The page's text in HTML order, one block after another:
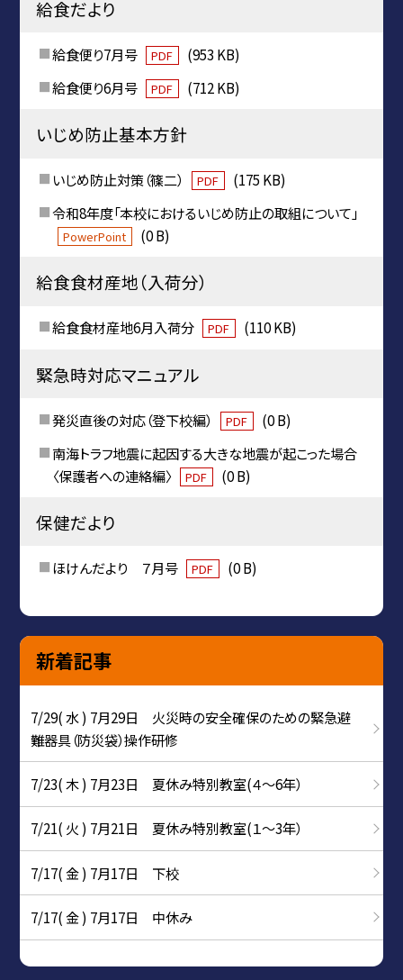
給食だより
給食便り7月号 PDF
(953 KB)
給食便り6月号
PDF (712 KB)
いじめ防止基本方針
いじめ防止対策（篠二） PDF
(175 KB)
令和8年度「本校におけるいじめ防止の取組について」
PowerPoint (0 B)
給食食材産地（入荷分）
給食食材産地6月入荷分 PDF (110 KB)
緊急時対応マニュアル
発災直後の対応（登下校編） PDF
(0 B)
南海トラフ地震に起因する大きな地震が起こった場合
〈保護者への連絡編〉
PDF (0 B)
保健だより
ほけんだより ７月号 PDF (0 B)
新着記事
7/29( 水 ) 7月29日 火災時の安全確保のための緊急避
難器具（防災袋）操作研修
7/23( 木 ) 7月23日 夏休み特別教室(４～6年）
7/21( 火 ) 7月21日 夏休み特別教室(１～3年）
7/17( 金 ) 7月17日 下校
7/17( 金 ) 7月17日 中休み